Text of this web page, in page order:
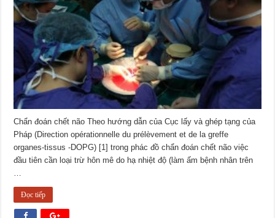
Chẩn đoán chết não Theo hướng dẫn của Cục lấy và ghép tạng của
Pháp (Direction opérationnelle du prélèvement et de la greffe
organes-tissus -DOPG) [1] trong phác đồ chẩn đoán chết não việc
đầu tiên cần loại trừ hôn mê do hạ nhiệt độ (làm ấm bệnh nhân trên
…
Đọc tiếp